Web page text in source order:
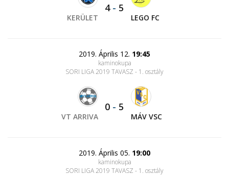
KERÜLET
4- 5
LEGO FC
2019. Április 12. 19:45
kaminokupa
SORI LIGA 2019 TAVASZ - 1. osztály
VT ARRIVA
0 - 5
MÁV VSC
2019. Április 05. 19:00
kaminokupa
SORI LIGA 2019 TAVASZ - 1. osztály